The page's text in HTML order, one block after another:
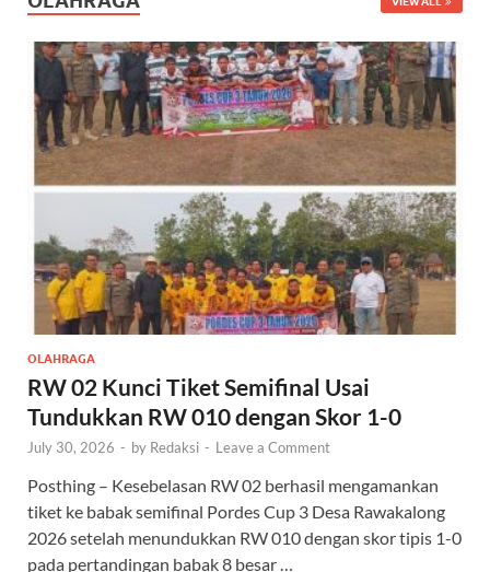
OLAHRAGA
RW 02 Kunci Tiket Semifinal Usai
Tundukkan RW 010 dengan Skor 1-0
July 30, 2026 - by Redaksi - Leave a Comment
Posthing – Kesebelasan RW 02 berhasil mengamankan
tiket ke babak semifinal Pordes Cup 3 Desa Rawakalong
2026 setelah menundukkan RW 010 dengan skor tipis 1-0
pada pertandingan babak 8 besar …